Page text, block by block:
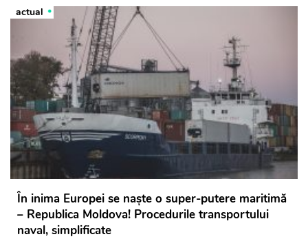
actual
În inima Europei se naște o super-putere maritimă
– Republica Moldova! Procedurile transportului
naval, simplificate